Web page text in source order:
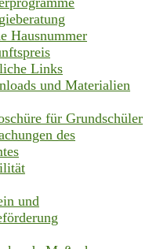
Hausnummer
Links
und Materialien
für Grundschüler
des
und